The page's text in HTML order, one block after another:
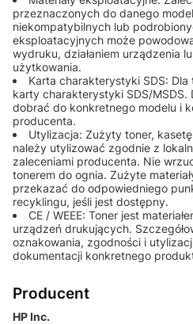
przeznaczonych do danego
niekompatybilnych lub
eksploatacyjnych może
wydruku, działaniem urządzenia
użytkowania.
Karta charakterystyki SDS:
karty charakterystyki SDS/MSDS.
dobrać do konkretnego modelu i
producenta.
Utylizacja: Zużyty toner,
należy utylizować zgodnie z
zaleceniami producenta. Nie
tonerem do ognia. Zużyte
przekazać do odpowiedniego
recyklingu, jeśli jest dostępny.
CE / WEEE: Toner jest
urządzeń drukujących.
oznakowania, zgodności i
dokumentacji konkretnego
Producent
HP Inc.